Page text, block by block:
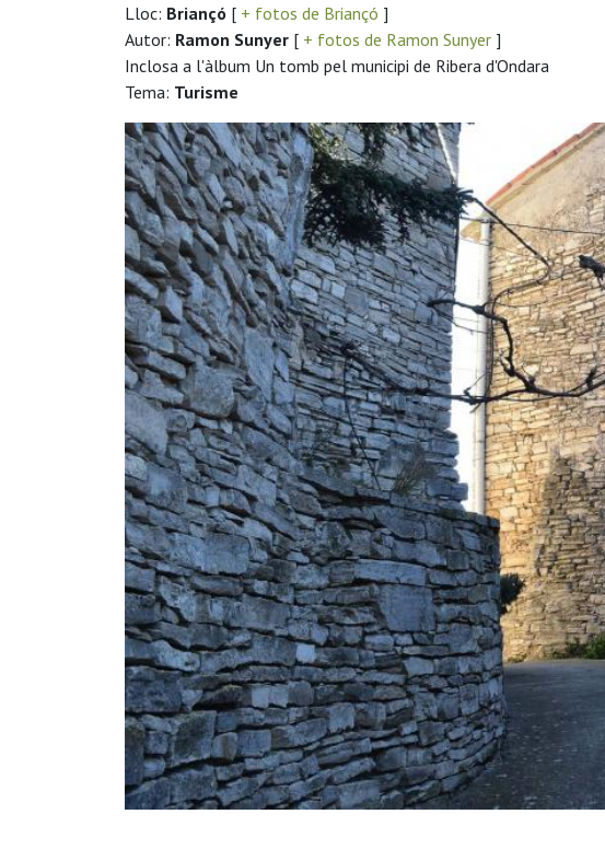
Lloc: Briançó [ + fotos de Briançó ]
Autor: Ramon Sunyer [ + fotos de Ramon Sunyer ]
Inclosa a l'àlbum Un tomb pel municipi de Ribera d'Ondara
Tema: Turisme